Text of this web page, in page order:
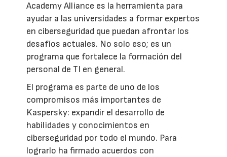
Academy Alliance es la herramienta para
ayudar a las universidades a formar expertos
en ciberseguridad que puedan afrontar los
desafíos actuales. No solo eso; es un
programa que fortalece la formación del
personal de TI en general.
El programa es parte de uno de los
compromisos más importantes de
Kaspersky: expandir el desarrollo de
habilidades y conocimientos en
ciberseguridad por todo el mundo. Para
lograrlo ha firmado acuerdos con